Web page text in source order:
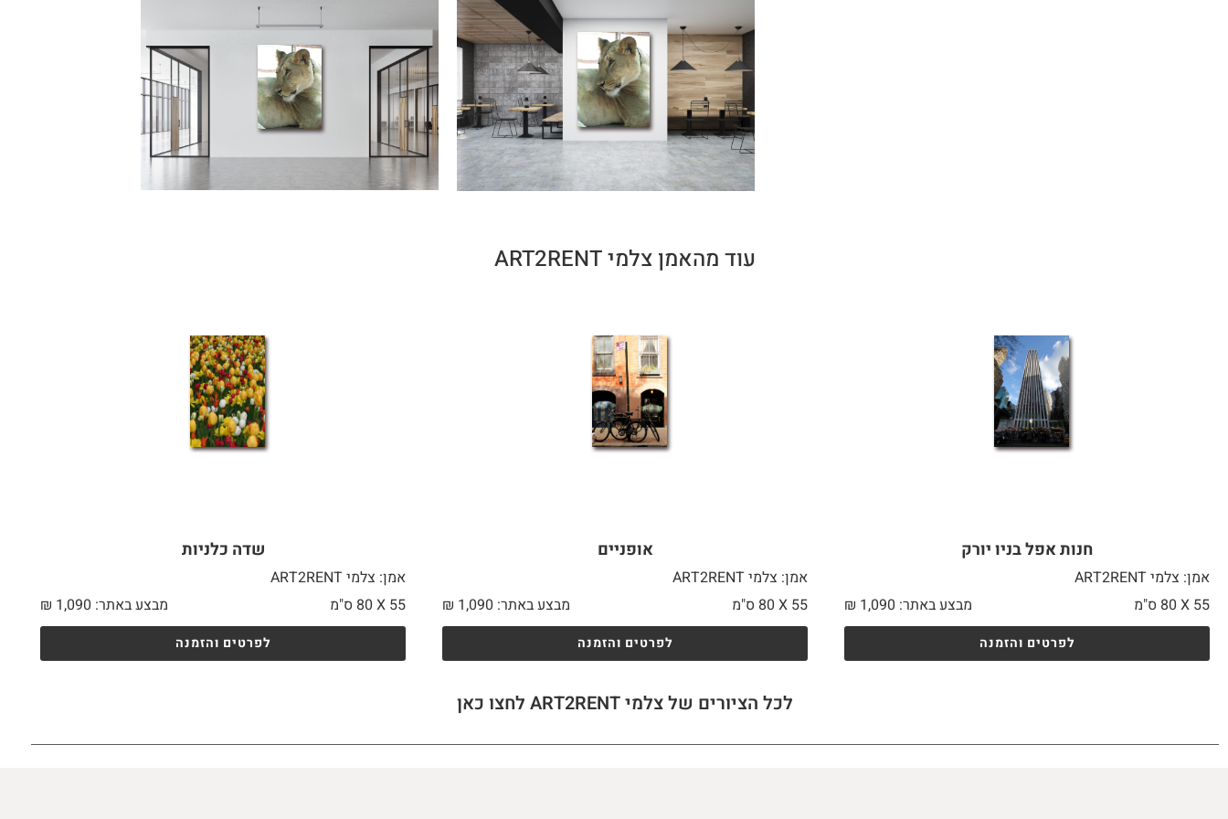
עוד מהאמן צלמי ART2RENT
חנות אפל בניו יורק
אמן: צלמי ART2RENT
55 X
מבצע באתר: ₪ 1,090
לפרטים והזמנה
אופניים
אמן: צלמי ART2RENT
55 X
מבצע באתר: ₪ 1,090
לפרטים והזמנה
שדה כלניות
אמן: צלמי ART2RENT
55 X
מבצע באתר: ₪ 1,090
לפרטים והזמנה
לכל הציורים של צלמי ART2RENT לחצו כאן